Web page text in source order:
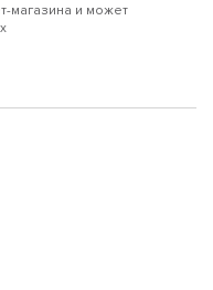
магазина и может